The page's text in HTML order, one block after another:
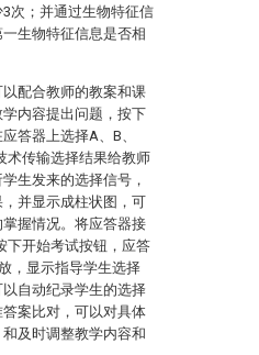
次；并通过生物特征信
生物特征信息是否相
配合教师的教案和课
内容提出问题，按下
答器上选择A、B、
术传输选择结果给教师
生发来的选择信号，
并显示成柱状图，可
握情况。将应答器接
下开始考试按钮，应答
，显示指导学生选择
自动纪录学生的选择
案比对，可以对具体
及时调整教学内容和